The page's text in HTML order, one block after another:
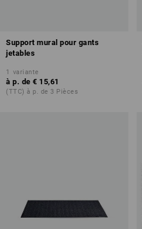
Support mural pour gants
jetables
1 variante
à p. de € 15,61
(TTC) à p. de 3 Pièces